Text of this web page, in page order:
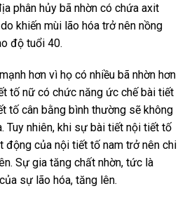
phân hủy bã nhờn có chứa axit
khiến mùi lão hóa trở nên nồng
độ tuổi 40.
hơn vì họ có nhiều bã nhờn hơn
tố nữ có chức năng ức chế bài tiết
tố cân bằng bình thường sẽ không
Tuy nhiên, khi sự bài tiết nội tiết tố
động của nội tiết tố nam trở nên chi
Sự gia tăng chất nhờn, tức là
sự lão hóa, tăng lên.